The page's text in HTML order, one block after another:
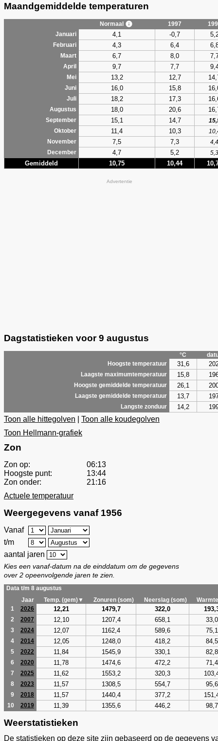
Maandgemiddelde temperaturen
Normaal 1997
Januari
4,1 -0,7
Februari 4,3 6,4
Maart 6,7 8,0
April 9,7 7,7
Mei 13,2 12,7
Juni 16,0 15,8
Juli 18,2 17,3
Augustus 18,0 20,6
September 15,1 14,7
Oktober
11,4 10,3
November
7,5 7,3
4,4
December
4,7 5,2 5,3
Gemiddeld 10,75 10,44
Advertentie
Dagstatistieken voor 9 augustus
°C
Hoogste temperatuur
31,6
Laagste maximumtemperatuur 15,8
Hoogste gemiddelde temperatuur 26,1
Laagste gemiddelde temperatuur 13,7
Langste zonduur 14,2
Toon alle hittegolven
Toon alle koudegolven
Toon Hellmann-grafiek
Zon
Zon op:
06:13
Hoogste punt:
13:44
Zon onder:
21:16
Actuele temperatuur
Weergegevens vanaf 1956
Vanaf
t/m
aantal jaren
Kies een vanaf-datum na de einddatum om de gegevens
over 2 opeenvolgende jaren te zien.
Data t/m 8 augustus
Jaar
Temp. (gem)▼ Zonuren (som) Neerslag (som)
1
2026 12,21 1479,7 322,0
2 2007 12,10 1207,4 658,1 33,0
3 2024 12,07 1162,4 589,6 75,1
4 2014 12,05 1248,0 418,2 84,5
5 2022 11,84 1545,9 330,1 82,8
6 2020 11,78 1474,6 472,2 71,4
7 2025 11,62 1553,2 320,3
8 2023 11,57 1308,5 554,7 95,6
9 2018 11,57 1440,4 377,2
10 2019 11,39 1355,6 446,2 98,7
Weerstatistieken
De statistieken op deze site zijn gebaseerd op de gegevens